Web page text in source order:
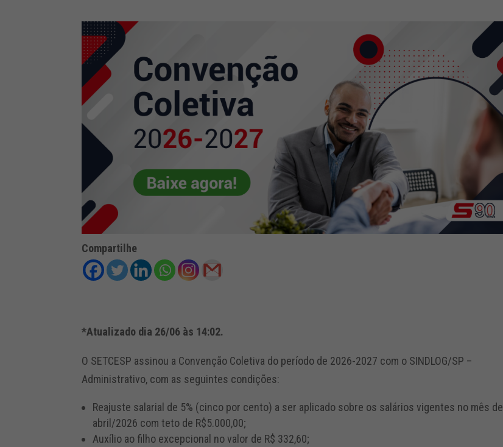
Compartilhe
*Atualizado dia 26/06 às 14:02.
O SETCESP assinou a Convenção Coletiva do período de 2026-2027 com o SINDLOG/SP –
Administrativo, com as seguintes condições:
Reajuste salarial de 5% (cinco por cento) a ser aplicado sobre os salários vigentes no mês de
abril/2026 com teto de R$5.000,00;
Auxílio ao filho excepcional no valor de R$ 332,60;